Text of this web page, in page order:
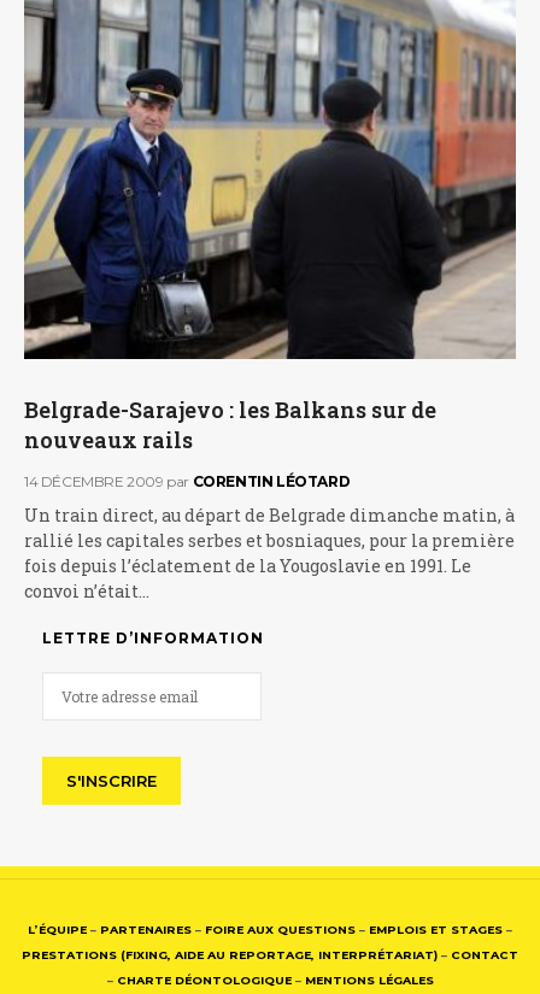
Belgrade-Sarajevo : les Balkans sur de
nouveaux rails
14 DÉCEMBRE 2009 par CORENTIN LÉOTARD
Un train direct, au départ de Belgrade dimanche matin, à
rallié les capitales serbes et bosniaques, pour la première
fois depuis l’éclatement de la Yougoslavie en 1991. Le
convoi n’était…
LETTRE D’INFORMATION
L’ÉQUIPE – PARTENAIRES – FOIRE AUX QUESTIONS – EMPLOIS ET STAGES –
PRESTATIONS (FIXING, AIDE AU REPORTAGE, INTERPRÉTARIAT) – CONTACT
– CHARTE DÉONTOLOGIQUE– MENTIONS LÉGALES